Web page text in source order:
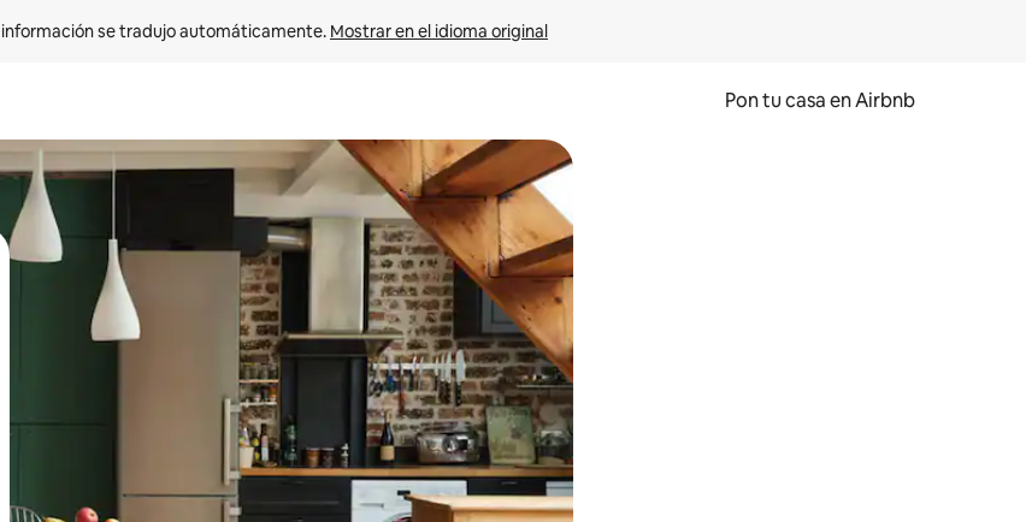
información se tradujo automáticamente. Mostrar en el idioma original
Pon tu casa en Airbnb
de flecha hacia arriba y hacia abajo o explora con el tacto o desliza el dedo.